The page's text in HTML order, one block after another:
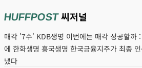
HUFFPOST씨저널
매각 '7수' KDB생명 이번에는 매각 성공할까
에 한화생명 흥국생명 한국금융지주가 최종
냈다